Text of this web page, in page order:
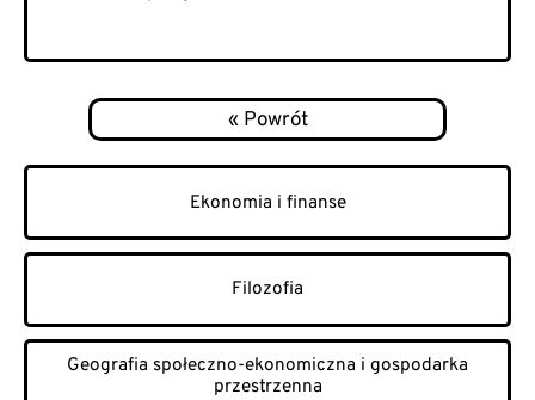
Ekonomia i finanse
Filozofia
Geografia społeczno-ekonomiczna i gospodarka
przestrzenna